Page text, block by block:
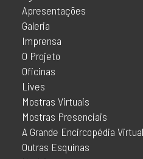
Apresentações
Galeria
Imprensa
O Projeto
Oficinas
Lives
Mostras Virtuais
Mostras Presenciais
A Grande Encircopédia Virtual
Outras Esquinas